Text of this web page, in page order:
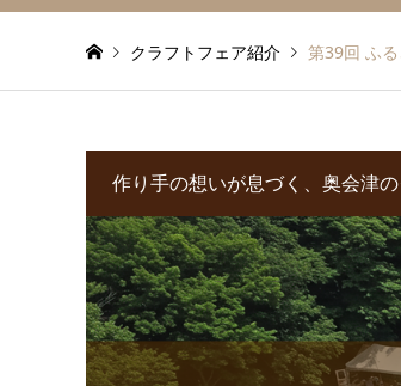
クラフトフェア紹介 第39回 ふ
作り手の想いが息づく、奥会津